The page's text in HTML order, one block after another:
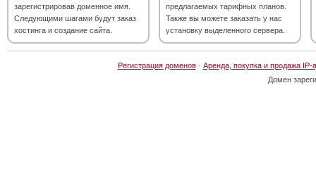
зарегистрировав доменное имя.
Следующими шагами будут заказ
хостинга и создание сайта.
предлагаемых тарифных планов.
Также вы можете заказать у нас
установку выделенного сервера.
Регистрация доменов· Аренда, покупка и продажа IP-
Домен